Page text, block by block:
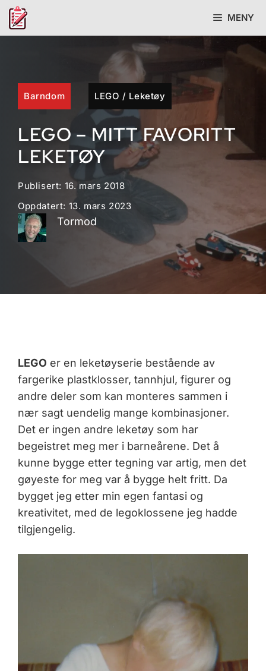
Hopp
MENY
Barndom LEGO / Leketøy
LEGO – MITT FAVORITT
LEKETØY
Publisert: 16. mars 2018
Oppdatert: 13. mars 2023
Tormod
LEGO er en leketøyserie bestående av
fargerike plastklosser, tannhjul, figurer og
andre deler som kan monteres sammen i
nær sagt uendelig mange kombinasjoner.
Det er ingen andre leketøy som har
begeistret meg mer i barneårene. Det å
kunne bygge etter tegning var artig, men det
gøyeste for meg var å bygge helt fritt. Da
bygget jeg etter min egen fantasi og
kreativitet, med de legoklossene jeg hadde
tilgjengelig.